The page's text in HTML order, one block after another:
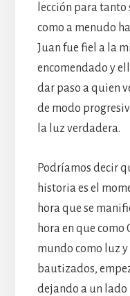
lección para
como a menudo
Juan fue fiel a la
encomendado y
dar paso a quien
de modo
la luz verdadera.
Podríamos decir
historia es el
hora que se
hora en que como
mundo como luz
bautizados,
dejando a un